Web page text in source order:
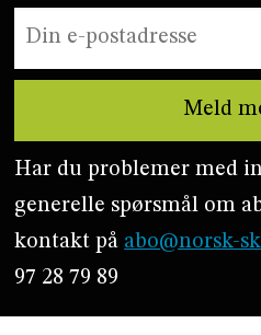
Har du problemer med
generelle spørsmål om
kontakt på abo@norsk-
97 28 79 89